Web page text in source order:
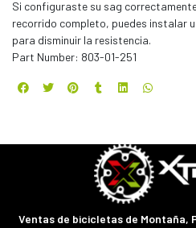
Si configuraste su sag
recorrido completo, puedes instalar
para disminuir la resistencia.
Part Number: 803-01-251
Ventas de bicicletas de Montaña,